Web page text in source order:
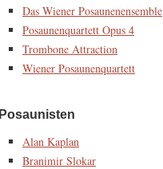
Das Wiener Posaunenensemble
Posaunenquartett Opus 4
Trombone Attraction
Wiener Posaunenquartett
Posaunisten
Alan Kaplan
Branimir Slokar